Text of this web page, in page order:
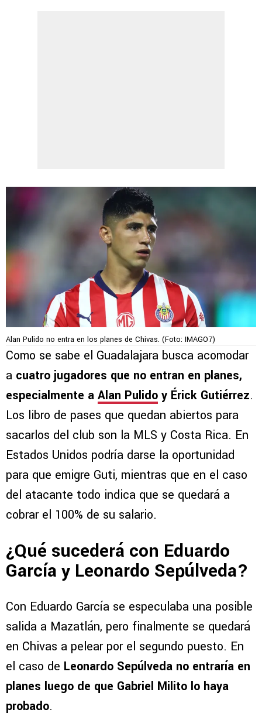
Alan Pulido no entra en los planes de Chivas. (Foto: IMAGO7)
Como se sabe el Guadalajara busca acomodar
a cuatro jugadores que no entran en planes,
especialmente a Alan Pulido y Érick Gutiérrez.
Los libro de pases que quedan abiertos para
sacarlos del club son la MLS y Costa Rica. En
Estados Unidos podría darse la oportunidad
para que emigre Guti, mientras que en el caso
del atacante todo indica que se quedará a
cobrar el 100% de su salario.
¿Qué sucederá con Eduardo
García y Leonardo Sepúlveda?
Con Eduardo García se especulaba una posible
salida a Mazatlán, pero finalmente se quedará
en Chivas a pelear por el segundo puesto. En
el caso de Leonardo Sepúlveda no entraría en
planes luego de que Gabriel Milito lo haya
probado.